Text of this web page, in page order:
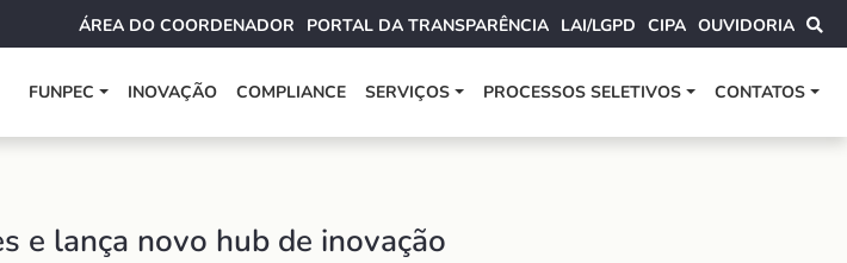
ÁREA DO COORDENADOR PORTAL DA TRANSPARÊNCIA LAI/LGPD CIPA OUVIDORIA
FUNPEC INOVAÇÃO COMPLIANCE SERVIÇOS PROCESSOS SELETIVOS CONTATOS
e lança novo hub de inovação